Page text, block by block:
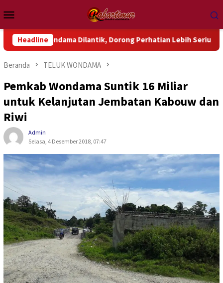
ke
kontenMobile
HeadlineDilantik, Dorong Perhatian Lebih Serius Terhadap Isu
Beranda TELUK WONDAMA
Pemkab Wondama Suntik 16 Miliar
untuk Kelanjutan Jembatan Kabouw dan
Riwi
Admin
Selasa, 4 Desember 2018, 07:47